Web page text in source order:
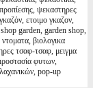
ψεκαστηρες
ετοιμο γκαζον,
garden, garden shop,
βιολογικα
τσαφ-τσαφ, μειγμα
φυτων,
pop-up